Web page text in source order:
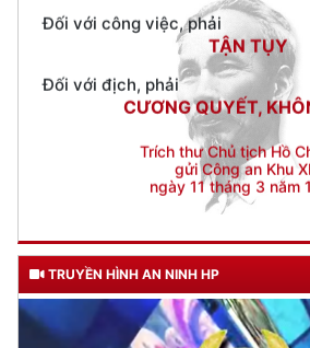
Đối với địch, phải
CƯƠNG QUYẾT,
Trích thư Chủ tịch Hồ
gửi Công an Khu
ngày 11 tháng 3 năm
TRUYỀN HÌNH AN NINH HP